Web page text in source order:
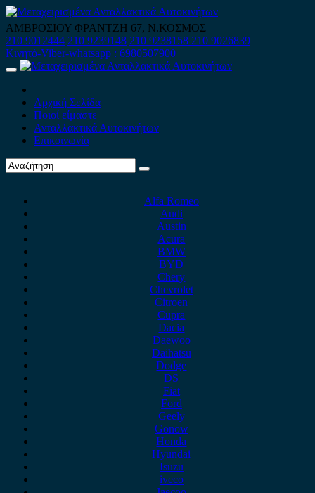
Skip
to
content
ΑΜΒΡΟΣΙΟΥ ΦΡΑΝΤΖΗ 67, Ν.ΚΟΣΜΟΣ
210 9012444 210 9239148 210 9238158 210 9026839
Κινητό-Viber-whatsapp : 6980507900
Primary
Αρχική Σελίδα
Ποιοί είμαστε
Ανταλλακτικά Αυτοκινήτων
Επικοινωνία
Alfa Romeo
Audi
Austin
Acura
BMW
BYD
Chery
Chevrolet
Citroen
Cupra
Dacia
Daewoo
Daihatsu
Dodge
DS
Fiat
Ford
Geely
Gonow
Honda
Hyundai
Isuzu
iveco